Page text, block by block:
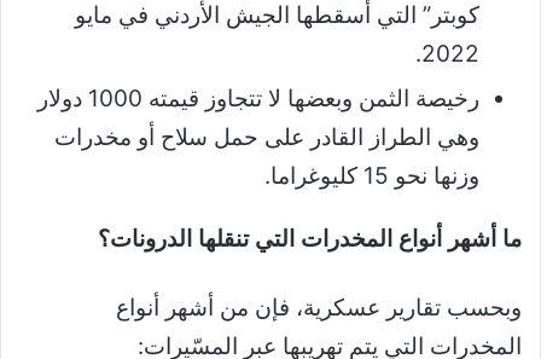
كوبتر” التي أسقطها الجيش الأردني في مايو
2022.
رخيصة الثمن وبعضها لا تتجاوز قيمته 1000 دولار
وهي الطراز القادر على حمل سلاح أو مخدرات
وزنها نحو 15 كليوغراما.
ما أشهر أنواع المخدرات التي تنقلها الدرونات؟
وبحسب تقارير عسكرية، فإن من أشهر أنواع
المخدرات التي يتم تهريبها عبر المسّيرات: